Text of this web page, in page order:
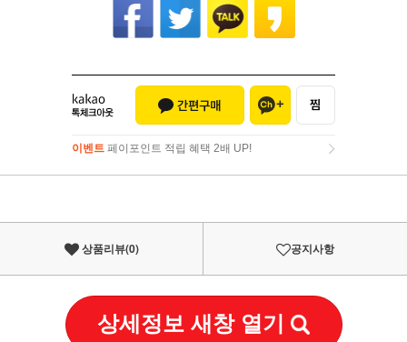
이벤트 페이포인트 적립 혜택 2배 UP!
이벤트페이포인트 적립 혜택 2배 UP!
상품리뷰(0) 공지사항
상세정보 새창 열기